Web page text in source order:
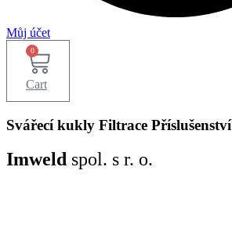
Můj účet
0
Cart
Svářecí kukly Filtrace Příslušenství
Imweld spol. s r. o.